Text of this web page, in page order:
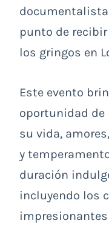
punto de
los gringos en
Este evento
oportunidad de
su vida,
y
duración
incluyendo los